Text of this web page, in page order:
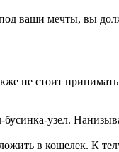
ваши мечты, вы
не стоит
узел.
в кошелек. К